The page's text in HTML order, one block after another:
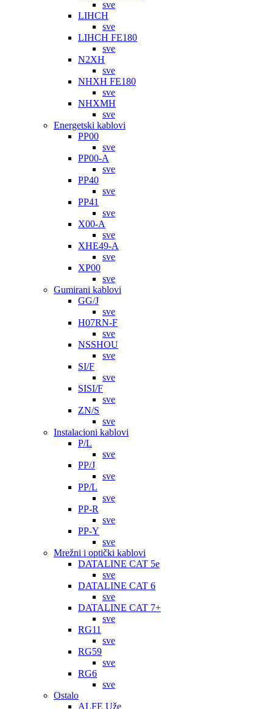
sve
LIHCH
sve
LIHCH FE180
sve
N2XH
sve
NHXH FE180
sve
NHXMH
sve
Energetski kablovi
PP00
sve
PP00-A
sve
PP40
sve
PP41
sve
X00-A
sve
XHE49-A
sve
XP00
sve
Gumirani kablovi
GG/J
sve
H07RN-F
sve
NSSHOU
sve
SI/F
sve
SISI/F
sve
ZN/S
sve
Instalacioni kablovi
P/L
sve
PP/J
sve
PP/L
sve
PP-R
sve
PP-Y
sve
Mrežni i optički kablovi
DATALINE CAT 5e
sve
DATALINE CAT 6
sve
DATALINE CAT 7+
sve
RG11
sve
RG59
sve
RG6
sve
Ostalo
ALFE Uže